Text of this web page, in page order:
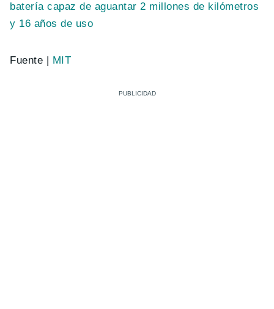
batería capaz de aguantar 2 millones de kilómetros
y 16 años de uso
Fuente | MIT